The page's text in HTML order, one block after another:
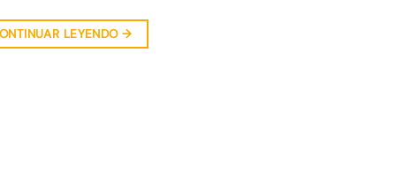
LEYENDO →